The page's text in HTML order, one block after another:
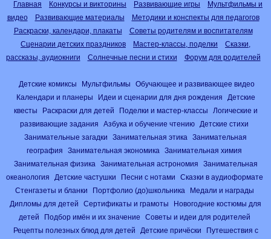
Главная Конкурсы и викторины Развивающие игры
Мультфильмы и
видео
Развивающие материалы
Методики и конспекты для педагогов
Раскраски, календари, плакаты
Советы родителям и воспитателям
Сценарии детских праздников
Мастер-классы, поделки
Сказки,
рассказы, аудиокниги
Солнечные песни и стихи Форум для родителей
Детские комиксы Мультфильмы
Обучающее и развивающее видео
Календари и планеры
Идеи и сценарии для дня рождения
Детские
квесты
Раскраски для детей Поделки и мастер-классы
Логические и
развивающие задания
Азбука и обучение чтению
Детские стихи
Занимательные загадки
Занимательная этика
Занимательная
география
Занимательная экономика
Занимательная химия
Занимательная физика
Занимательная астрономия
Занимательная
океанология
Детские частушки Песни с нотами
Сказки в аудиоформате
Стенгазеты и бланки
Портфолио (до)школьника
Медали и награды
Дипломы для детей
Сертификаты и грамоты
Новогодние костюмы для
детей
Подбор имён и их значение
Советы и идеи для родителей
Рецепты полезных блюд для детей
Детские причёски
Путешествия с